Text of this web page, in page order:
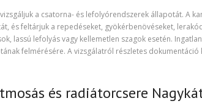
a csatorna- és lefolyórendszerek állapotát. A
és feltárjuk a repedéseket, gyökérbenövéseket,
lassú lefolyás vagy kellemetlen szagok esetén.
felmérésére. A vizsgálatról részletes dokumentáció
és radiátorcsere